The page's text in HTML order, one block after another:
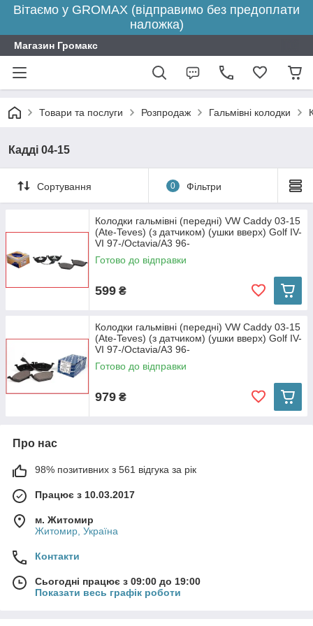
Вітаємо у GROMAX (відправимо без предоплати
наложка)
Магазин Громакс
Товари та послуги Розпродаж Гальмівні колодки
Кадді 04-15
Сортування 0 Фільтри
Колодки гальмівні (передні) VW Caddy 03-15
(Ate-Teves) (з датчиком) (ушки вверх) Golf IV-
VI 97-/Octavia/A3 96-
Готово до відправки
599 ₴
Колодки гальмівні (передні) VW Caddy 03-15
(Ate-Teves) (з датчиком) (ушки вверх) Golf IV-
VI 97-/Octavia/A3 96-
Готово до відправки
979 ₴
Про нас
98% позитивних з 561 відгука за рік
Працює з 10.03.2017
м. Житомир
Житомир, Україна
Контакти
Сьогодні працює з 09:00 до 19:00
Показати весь графік роботи